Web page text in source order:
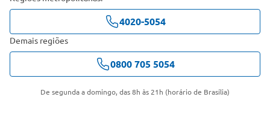
4020-5054
Demais regiões
0800 705 5054
De segunda a domingo, das 8h às 21h (horário de Brasília)